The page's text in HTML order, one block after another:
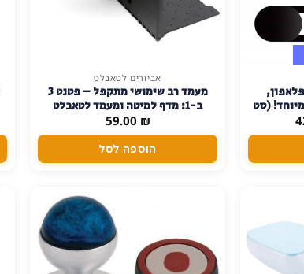
(סט
המחיר
הנוכחי
אביזרים לטאבלט
מעמד רב שימושי מתקפל – פטנט 3
ב-1: מדף למיטה ומעמד לטאבלט
59.00 ₪
הוספה לסל